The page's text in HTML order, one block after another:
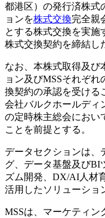
都港区）の発行済株式
ョンを株式交換完全親
とする株式交換を実施
株式交換契約を締結し
なお、本株式取得及び
ョン及びMSSそれぞ
換契約の承認を受ける
会社バルクホールディ
の定時株主総会におい
ことを前提とする。
データセクションは、
グ、データ基盤及びBI
ズム開発、DX/AI人材
活用したソリューショ
MSSは、マーケティン